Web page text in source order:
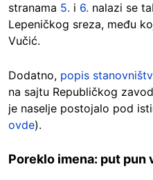
stranama 5. i 6. nalazi se
Lepeničkog sreza, među
Vučić.
Dodatno, popis
na sajtu Republičkog
je naselje postojalo pod
ovde).
Poreklo imena: put pun